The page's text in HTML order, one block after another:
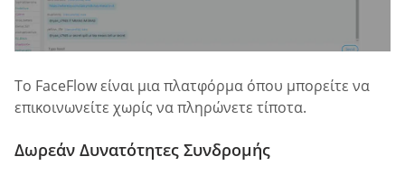
Το FaceFlow είναι μια πλατφόρμα όπου μπορείτε να
επικοινωνείτε χωρίς να πληρώνετε τίποτα.
Δωρεάν Δυνατότητες Συνδρομής